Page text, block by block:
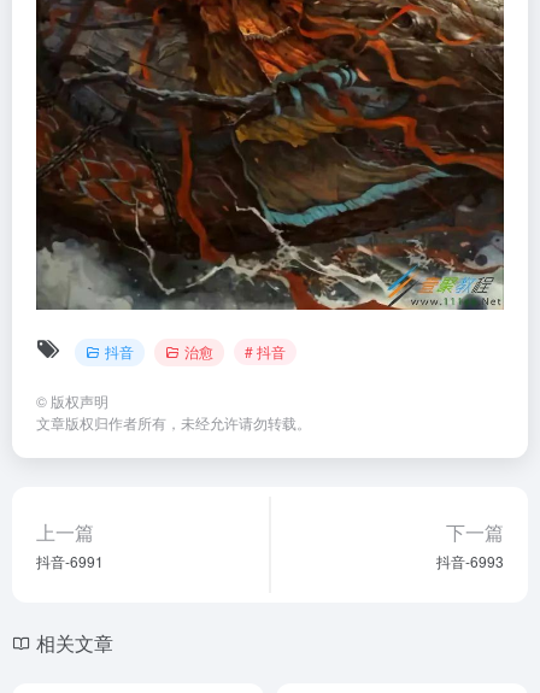
抖音 治愈 # 抖音
© 版权声明
文章版权归作者所有，未经允许请勿转载。
上一篇
抖音-6991
下一篇
抖音-6993
相关文章